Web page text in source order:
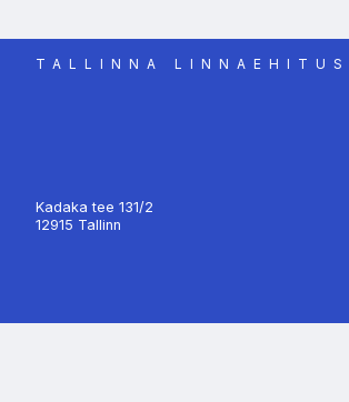
TALLINNA
Kadaka tee 131/2
12915 Tallinn